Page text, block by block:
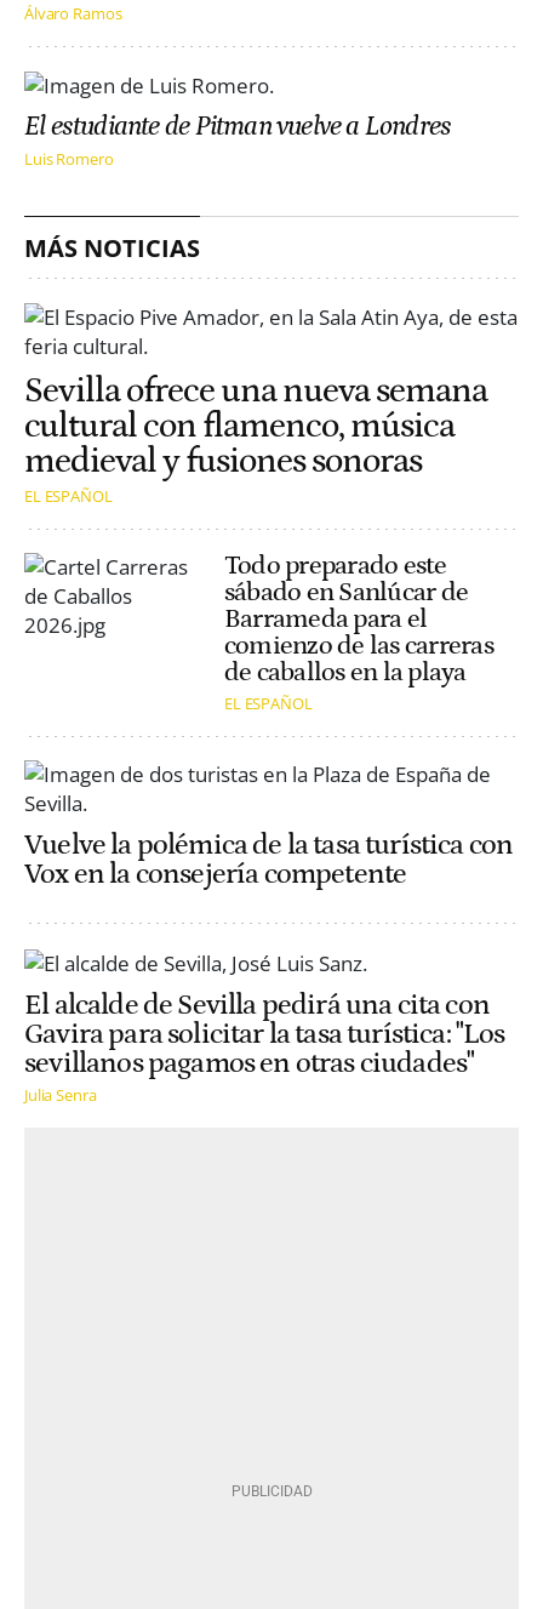
Álvaro Ramos
El estudiante de Pitman vuelve a Londres
Luis Romero
MÁS NOTICIAS
Sevilla ofrece una nueva semana
cultural con flamenco, música
medieval y fusiones sonoras
EL ESPAÑOL
Todo preparado este
sábado en Sanlúcar de
Barrameda para el
comienzo de las carreras
de caballos en la playa
EL ESPAÑOL
Vuelve la polémica de la tasa turística con
Vox en la consejería competente
El alcalde de Sevilla pedirá una cita con
Gavira para solicitar la tasa turística: "Los
sevillanos pagamos en otras ciudades"
Julia Senra